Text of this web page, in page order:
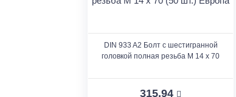
DIN 933 A2 Болт с шестигранной
головкой полная резьба M 14 x 70
315.94